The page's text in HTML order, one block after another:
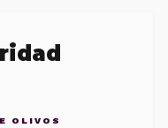
OLIVOS